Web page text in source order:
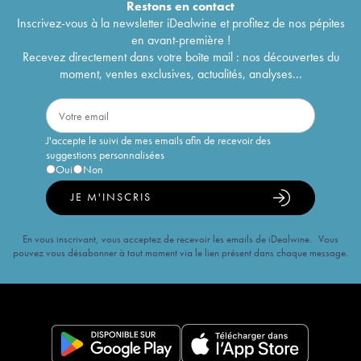
Restons encontact
Inscrivez-vous à la newsletter iDealwine et profitez de nos pépites
en avant-première !
Recevez directement dans votre boîte mail : nos découvertes du
moment, ventes exclusives, actualités, analyses...
J'accepte le suivi de mes emails afin de recevoir des
suggestions personnalisées
Oui
Non
JE M'INSCRIS
En vous inscrivant, vous acceptez de recevoir les emails de iDealwine. Vous
pouvez vous désabonner à tout moment via le lien présent dans chaque message.